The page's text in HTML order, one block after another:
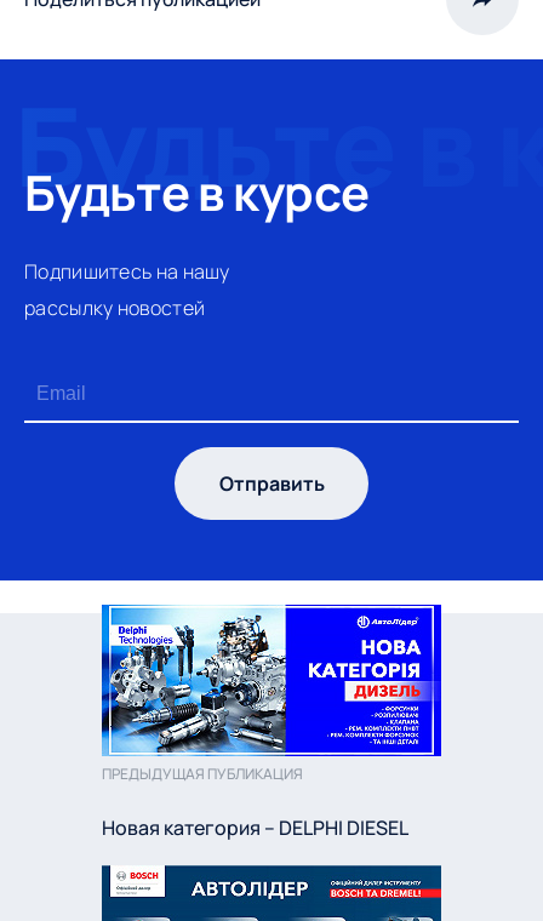
Будьте в курсе
Подпишитесь на нашу
рассылку новостей
Отправить
ПРЕДЫДУЩАЯ ПУБЛИКАЦИЯ
Новая категория – DELPHI DIESEL